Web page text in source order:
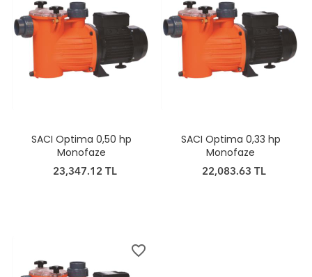
SACI Optima 0,50 hp
Monofaze
23,347.12 TL
SACI Optima 0,33 hp
Monofaze
22,083.63 TL
favorite_border